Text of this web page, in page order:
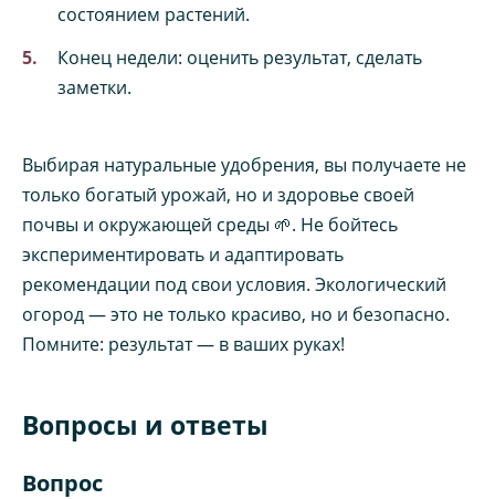
состоянием растений.
Конец недели: оценить результат, сделать
заметки.
Выбирая натуральные удобрения, вы получаете не
только богатый урожай, но и здоровье своей
почвы и окружающей среды 🌱. Не бойтесь
экспериментировать и адаптировать
рекомендации под свои условия. Экологический
огород — это не только красиво, но и безопасно.
Помните: результат — в ваших руках!
Вопросы и ответы
Вопрос